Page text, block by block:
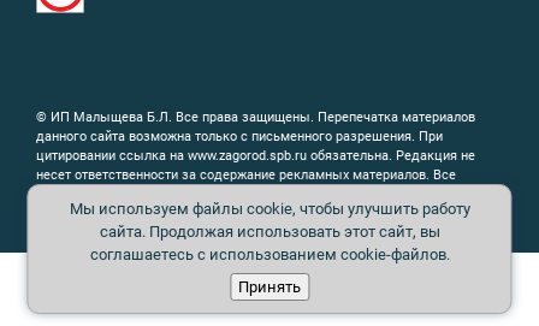
© ИП Малыщева Б.Л. Все права защищены. Перепечатка материалов
данного сайта возможна только с письменного разрешения. При
цитировании ссылка на www.zagorod.spb.ru обязательна. Редакция не
несет ответственности за содержание рекламных материалов. Все
лицензии. Перепечатка любых материалов без письменного согласия
издателя запрещена.
Мы используем файлы cookie, чтобы улучшить работу
сайта. Продолжая использовать этот сайт, вы
соглашаетесь с использованием cookie-файлов.
Принять